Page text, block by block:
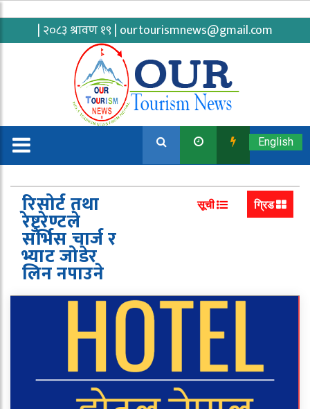
| २०८३ श्रावण १९ | ourtourismnews@gmail.com
English
रिसोर्ट तथा
रेष्टुरेण्टले
सर्भिस चार्ज र
भ्याट जोडेर
लिन नपाउने
सूची ग्रिड